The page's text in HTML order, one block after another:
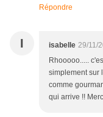
Répondre
I isabelle 29/11/
Rhooooo.....
simplement sur
comme
qui arrive !!